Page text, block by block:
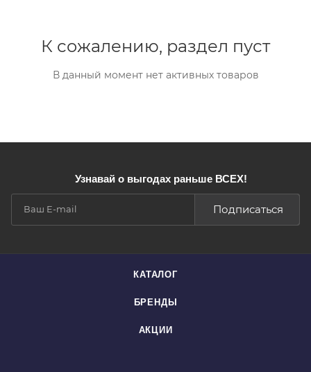
К сожалению, раздел пуст
В данный момент нет активных товаров
Узнавай о выгодах раньше ВСЕХ!
Подписаться
КАТАЛОГ
БРЕНДЫ
АКЦИИ